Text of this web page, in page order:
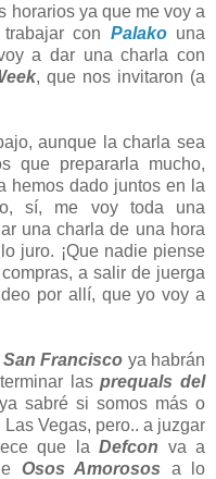
horarios ya que me voy a
con Palakouna
a dar una charla con
, que nos invitaron (a
aunque la charla sea
que prepararla mucho,
hemos dado juntos en la
sí, me voy toda una
una charla de una hora
juro. ¡Que nadie piense
a salir de juerga
por allí, que yo voy a
San Francisco ya habrán
lasprequals del
sabré si somos más o
Vegas, pero.. a juzgar
que laDefcon va a
Osos Amorosos a lo